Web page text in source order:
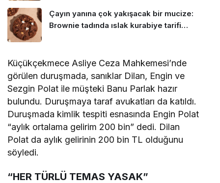
Çayın yanına çok yakışacak bir mucize:
Brownie tadında ıslak kurabiye tarifi…
Küçükçekmece Asliye Ceza Mahkemesi’nde
görülen duruşmada, sanıklar Dilan, Engin ve
Sezgin Polat ile müşteki Banu Parlak hazır
bulundu. Duruşmaya taraf avukatları da katıldı.
Duruşmada kimlik tespiti esnasında Engin Polat
“aylık ortalama gelirim 200 bin” dedi. Dilan
Polat da aylık gelirinin 200 bin TL olduğunu
söyledi.
“HER TÜRLÜ TEMAS YASAK”